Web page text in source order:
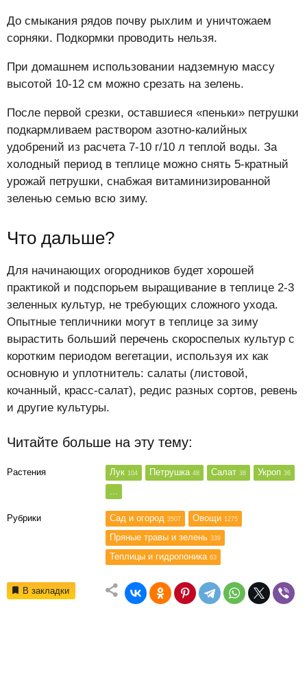
До смыкания рядов почву рыхлим и уничтожаем
сорняки. Подкормки проводить нельзя.
При домашнем использовании надземную массу
высотой 10-12 см можно срезать на зелень.
После первой срезки, оставшиеся «пеньки» петрушки
подкармливаем раствором азотно-калийных
удобрений из расчета 7-10 г/10 л теплой воды. За
холодный период в теплице можно снять 5-кратный
урожай петрушки, снабжая витаминизированной
зеленью семью всю зиму.
Что дальше?
Для начинающих огородников будет хорошей
практикой и подспорьем выращивание в теплице 2-3
зеленных культур, не требующих сложного ухода.
Опытные тепличники могут в теплице за зиму
вырастить больший перечень скороспелых культур с
коротким периодом вегетации, используя их как
основную и уплотнитель: салаты (листовой,
кочанный, красс-салат), редис разных сортов, ревень
и другие культуры.
Читайте больше на эту тему:
Растения Лук 104 Петрушка 48 Салат 38 Укроп 36
...
Рубрики Сад и огород 3507 Овощи 1275
Пряные травы и зелень 339
Теплицы и гидропоника 63
В закладки